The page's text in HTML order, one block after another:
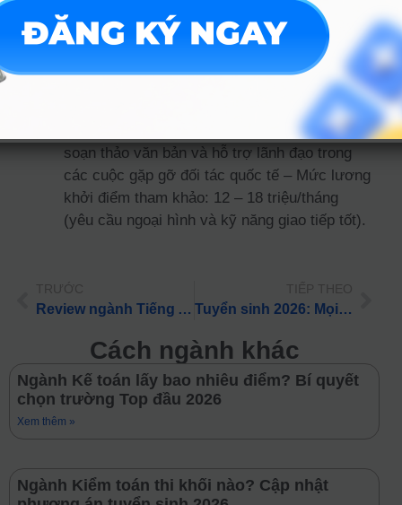
Nhân viên Xuất nhập khẩu / Chứng từ:
trách liên hệ với đối tác nước ngoài, xử lý bộ
chứng từ vận chuyển và theo dõi đơn hàng
quốc tế – Mức lương khởi điểm tham khảo:
10 – 15 triệu/tháng (tùy năng lực ngoại ngữ).
Sắp xếp lịch trình,
soạn thảo văn bản và hỗ trợ lãnh đạo trong
các cuộc gặp gỡ đối tác quốc tế – Mức lương
khởi điểm tham khảo: 12 – 18 triệu/tháng
(yêu cầu ngoại hình và kỹ năng giao tiếp tốt).
Review ngành Tiếng Anh KHKT và Công nghệ: Học gì, ở đâu và Lương khởi điểm 2026 Tuyển sinh 2026: Mọi điều cần biết về ngành Tiếng Nhật thương mại cho PHHS
Cách ngành khác
Ngành Kế toán lấy bao nhiêu điểm? Bí quyết
chọn trường Top đầu 2026
Xem thêm »
Ngành Kiểm toán thi khối nào? Cập nhật